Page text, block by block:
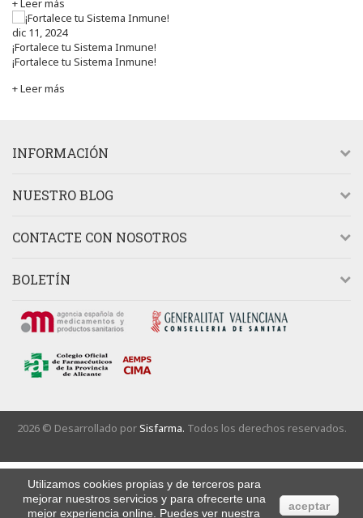
dic 11, 2024
¡Fortalece tu Sistema Inmune!
¡Fortalece tu Sistema Inmune!
+ Leer más
INFORMACIÓN
NUESTRO BLOG
CONTACTE CON NOSOTROS
BOLETÍN
Utilizamos cookies propias y de terceros para
mejorar nuestros servicios y para ofrecerte una
mejor experiencia online. Puedes ver nuestra
aceptar
2026 © Desarrollado porSisfarma. Todos los derechos reservados.